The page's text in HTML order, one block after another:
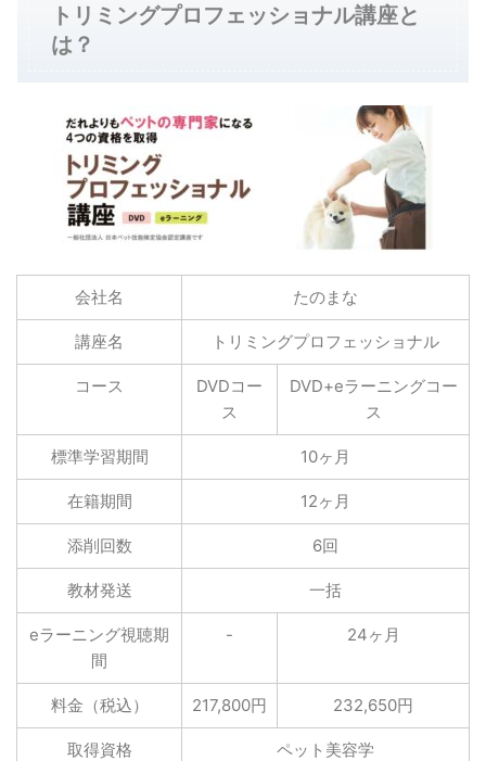
トリミングプロフェッショナル講座と
は？
会社名 たのまな
講座名 トリミングプロフェッショナル
コース
DVDコー
ス
DVD+eラーニングコー
ス
標準学習期間 10ヶ月
在籍期間 12ヶ月
添削回数 6回
教材発送 一括
eラーニング視聴期
間
- 24ヶ月
料金（税込） 217,800円 232,650円
取得資格
ペット美容学